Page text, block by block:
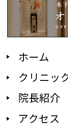
ホーム
クリニッ
院長紹介
アクセス